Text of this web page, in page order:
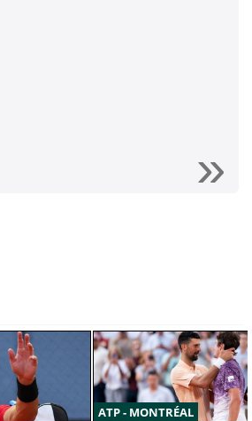
ATP - MONTRÉAL